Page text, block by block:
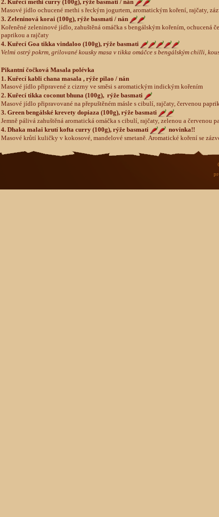
2. Kuřecí methi curry (100g), rýže basmati / nán
Masové jídlo ochucené methi s řeckým jogurtem, aromatickým koření, rajčaty,
3. Zeleninová korai (100g), rýže basmati / nán
Kořeněné zeleninové jídlo, zahuštěná omáčka s bengálským kořením, ochucená
paprikou a rajčaty
4. Kuřecí Goa tikka vindaloo (100g), rýže basmati
Velmi ostrý pokrm, grilované kousky masa v tikka omáčce s bengálským chilli,
Pikantní čočková Masala polévka
1. Kuřecí kabli chana masala , rýže pilao / nán
Masové jídlo připravené z cizrny ve směsi s aromatickým indickým kořením
2. Kuřecí tikka coconut bhuna (100g), rýže basmati
Masové jídlo připravované na přepuštěném másle s cibulí, rajčaty, červenou
3. Green bengálské krevety dopiaza (100g), rýže basmati
Jemně pálivá zahuštěná aromatická omáčka s cibulí, rajčaty, zelenou a červenou
4. Dhaka malai krutí kofta curry (100g), rýže basmati
novinka!!
Masové krůtí kuličky v kokosové, mandelové smetaně. Aromatické koření se